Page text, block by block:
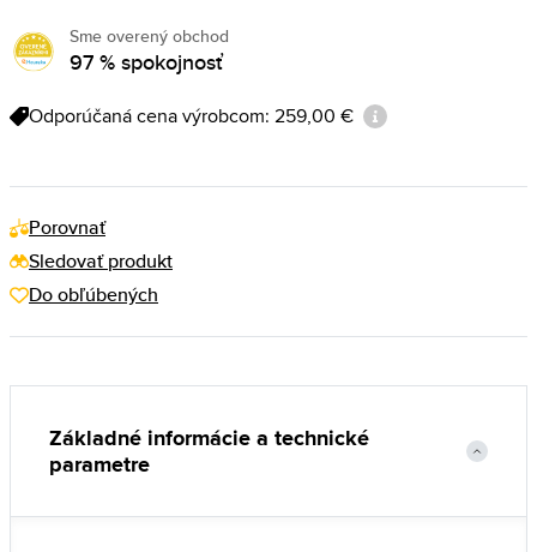
Sme overený obchod
97 % spokojnosť
Odporúčaná cena výrobcom: 259,00 €
Porovnať
Sledovať produkt
Do obľúbených
Základné informácie a technické
parametre